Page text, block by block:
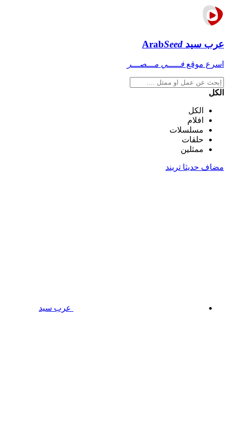
عرب سيد ArabSeed
اسرع موقع فـــــي مـــصـــر
الكل
الكل
افلام
مسلسلات
حلقات
ممثلين
مضاف حديثا تريند
عرب سيد